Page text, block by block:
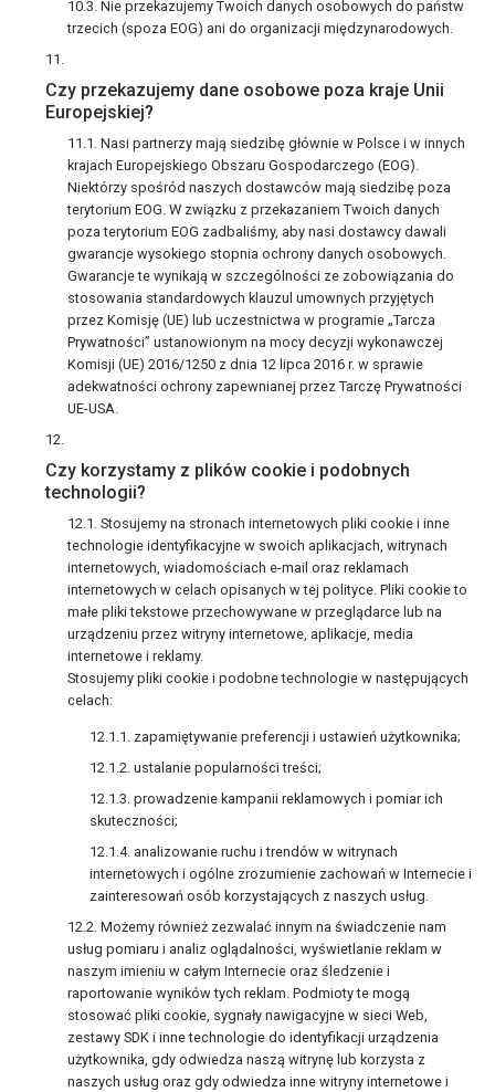
Nie przekazujemy Twoich danych osobowych do państw
trzecich (spoza EOG) ani do organizacji międzynarodowych.
Czy przekazujemy dane osobowe poza kraje Unii
Europejskiej?
Nasi partnerzy mają siedzibę głównie w Polsce i w innych
krajach Europejskiego Obszaru Gospodarczego (EOG).
Niektórzy spośród naszych dostawców mają siedzibę poza
terytorium EOG. W związku z przekazaniem Twoich danych
poza terytorium EOG zadbaliśmy, aby nasi dostawcy dawali
gwarancje wysokiego stopnia ochrony danych osobowych.
Gwarancje te wynikają w szczególności ze zobowiązania do
stosowania standardowych klauzul umownych przyjętych
przez Komisję (UE) lub uczestnictwa w programie „Tarcza
Prywatności” ustanowionym na mocy decyzji wykonawczej
Komisji (UE) 2016/1250 z dnia 12 lipca 2016 r. w sprawie
adekwatności ochrony zapewnianej przez Tarczę Prywatności
UE-USA.
Czy korzystamy z plików cookie i podobnych
technologii?
Stosujemy na stronach internetowych pliki cookie i inne
technologie identyfikacyjne w swoich aplikacjach, witrynach
internetowych, wiadomościach e-mail oraz reklamach
internetowych w celach opisanych w tej polityce. Pliki cookie to
małe pliki tekstowe przechowywane w przeglądarce lub na
urządzeniu przez witryny internetowe, aplikacje, media
internetowe i reklamy.
Stosujemy pliki cookie i podobne technologie w następujących
celach:
zapamiętywanie preferencji i ustawień użytkownika;
ustalanie popularności treści;
prowadzenie kampanii reklamowych i pomiar ich
skuteczności;
analizowanie ruchu i trendów w witrynach
internetowych i ogólne zrozumienie zachowań w Internecie i
zainteresowań osób korzystających z naszych usług.
Możemy również zezwalać innym na świadczenie nam
usług pomiaru i analiz oglądalności, wyświetlanie reklam w
naszym imieniu w całym Internecie oraz śledzenie i
raportowanie wyników tych reklam. Podmioty te mogą
stosować pliki cookie, sygnały nawigacyjne w sieci Web,
zestawy SDK i inne technologie do identyfikacji urządzenia
użytkownika, gdy odwiedza naszą witrynę lub korzysta z
naszych usług oraz gdy odwiedza inne witryny internetowe i